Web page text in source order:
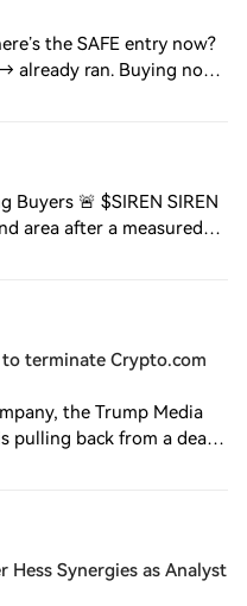
the SAFE entry now?
already ran. Buying now
→ still coiled, just
🚨 $SIREN SIREN
area after a measured
around support,
to terminate Crypto.com
the Trump Media
pulling back from a deal
focus on a merger
Hess Synergies as Analyst